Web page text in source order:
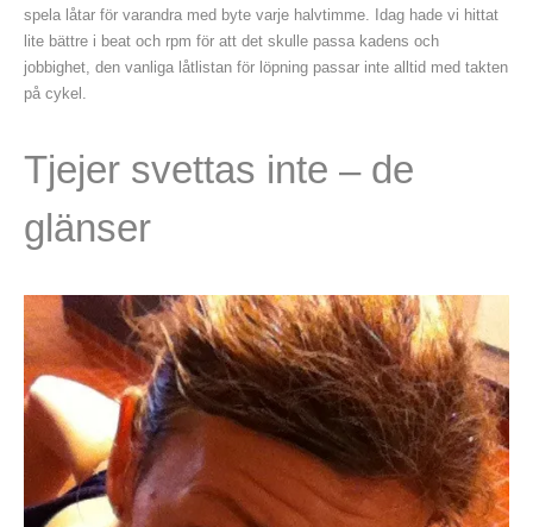
spela låtar för varandra med byte varje halvtimme. Idag hade vi hittat
lite bättre i beat och rpm för att det skulle passa kadens och
jobbighet, den vanliga låtlistan för löpning passar inte alltid med takten
på cykel.
Tjejer svettas inte – de
glänser